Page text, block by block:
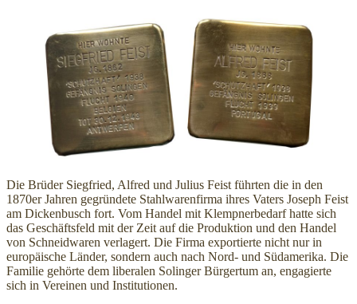
Die Brüder Siegfried, Alfred und Julius Feist führten die in den
1870er Jahren gegründete Stahlwarenfirma ihres Vaters Joseph Feist
am Dickenbusch fort. Vom Handel mit Klempnerbedarf hatte sich
das Geschäftsfeld mit der Zeit auf die Produktion und den Handel
von Schneidwaren verlagert. Die Firma exportierte nicht nur in
europäische Länder, sondern auch nach Nord- und Südamerika. Die
Familie gehörte dem liberalen Solinger Bürgertum an, engagierte
sich in Vereinen und Institutionen.